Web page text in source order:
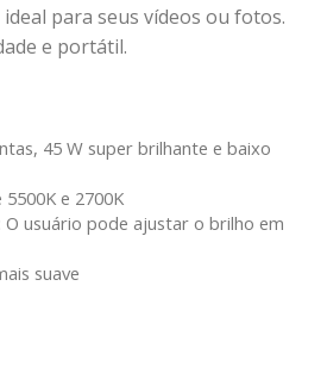
para seus vídeos ou fotos.
e portátil.
45 W super brilhante e baixo
e 2700K
usuário pode ajustar o brilho em
suave